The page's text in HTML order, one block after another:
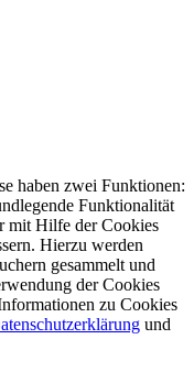
haben zwei Funktionen:
Funktionalität
mit Hilfe der Cookies
Hierzu werden
gesammelt und
der Cookies
zu Cookies
und